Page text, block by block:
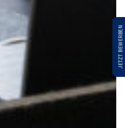
JETZT BEWERBEN